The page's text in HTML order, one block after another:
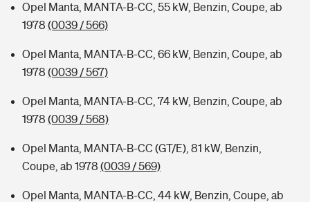
Opel Manta, MANTA-B-CC, 55 kW, Benzin, Coupe, ab
1978 (0039 / 566)
Opel Manta, MANTA-B-CC, 66 kW, Benzin, Coupe, ab
1978 (0039 / 567)
Opel Manta, MANTA-B-CC, 74 kW, Benzin, Coupe, ab
1978 (0039 / 568)
Opel Manta, MANTA-B-CC (GT/E), 81 kW, Benzin,
Coupe, ab 1978 (0039 / 569)
Opel Manta, MANTA-B-CC, 44 kW, Benzin, Coupe, ab